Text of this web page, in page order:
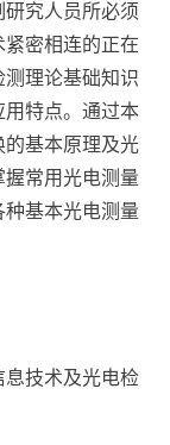
究人员所必须
密相连的正在
理论基础知识
用特点。通过本
基本原理及光
常用光电测量
基本光电测量
息技术及光电检